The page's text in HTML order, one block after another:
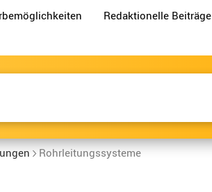
Redaktionelle Beiträge
Rohrleitungssysteme